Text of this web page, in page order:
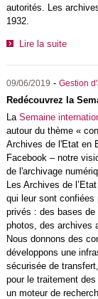
autorités. Les
1932.
Lire la suite
09/06/2019 - Gestion
Redécouvrez la
La Semaine
autour du thème «
Archives de l'Etat en
Facebook – notre
de l'archivage
Les Archives de
qui leur sont confiées
privés : des bases
photos, des archives
Nous donnons des
développons une
sécurisée de
pour le traitement
un moteur de